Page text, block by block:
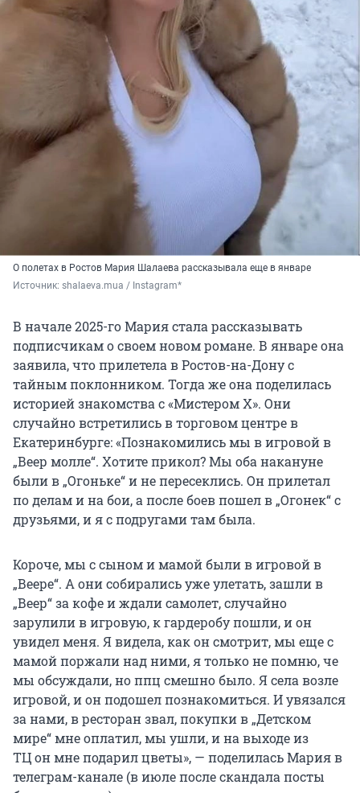
О полетах в Ростов Мария Шалаева рассказывала еще в январе
Источник: shalaeva.mua / Instagram*
В начале 2025-го Мария стала рассказывать
подписчикам о своем новом романе. В январе она
заявила, что прилетела в Ростов-на-Дону с
тайным поклонником. Тогда же она поделилась
историей знакомства с «Мистером Х». Они
случайно встретились в торговом центре в
Екатеринбурге: «Познакомились мы в игровой в
„Веер молле“. Хотите прикол? Мы оба накануне
были в „Огоньке“ и не пересеклись. Он прилетал
по делам и на бои, а после боев пошел в „Огонек“ с
друзьями, и я с подругами там была.
Короче, мы с сыном и мамой были в игровой в
„Веере“. А они собирались уже улетать, зашли в
„Веер“за кофе и ждали самолет, случайно
зарулили в игровую, к гардеробу пошли, и он
увидел меня. Я видела, как он смотрит, мы еще с
мамой поржали над ними, я только не помню, че
мы обсуждали, но ппц смешно было. Я села возле
игровой, и он подошел познакомиться. И увязался
за нами, в ресторан звал, покупки в „Детском
мире“мне оплатил, мы ушли, и на выходе из
ТЦ он мне подарил цветы», — поделилась Мария в
телеграм-канале (в июле после скандала посты